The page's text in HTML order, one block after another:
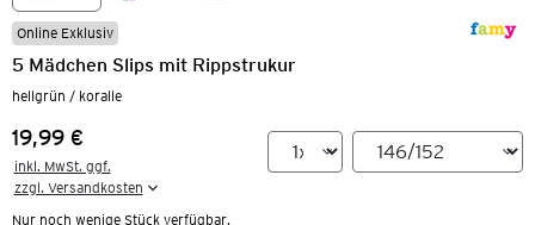
Online Exklusiv
5 Mädchen Slips mit Rippstrukur
hellgrün / koralle
Preis:
19,99 €
inkl. MwSt. ggf.
zzgl. Versandkosten
Nur noch wenige Stück verfügbar.